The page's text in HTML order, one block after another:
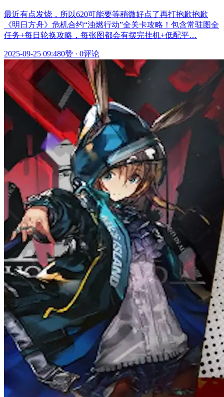
最近有点发烧，所以620可能要等稍微好点了再打抱歉抱歉
《明日方舟》危机合约“浊燃行动”全关卡攻略！包含常驻图全
任务+每日轮换攻略，每张图都会有摆完挂机+低配平…
2025-09-25 09:480赞 · 0评论